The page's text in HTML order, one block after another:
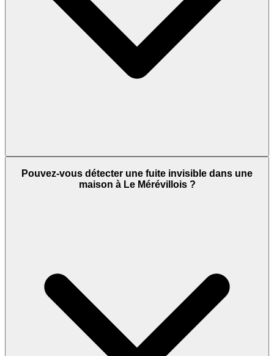
Pouvez-vous détecter une fuite invisible dans une
maison à Le Mérévillois ?